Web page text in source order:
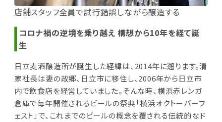
店舗スタッフ全員で試行錯誤しながら醸造する
コロナ禍の逆境を乗り越え 構想から10年を経て誕
生
日立麦酒醸造所が誕生した経緯は、2014年に遡ります。清
家社長は妻の故郷、日立市に移住し、2006年から日立市
内で飲食店を経営していました。そんな時、横浜赤レンガ
倉庫で毎年開催されるビールの祭典「横浜オクトーバーフ
ェスト」で、これまでのビールの概念を覆される伝統的なド